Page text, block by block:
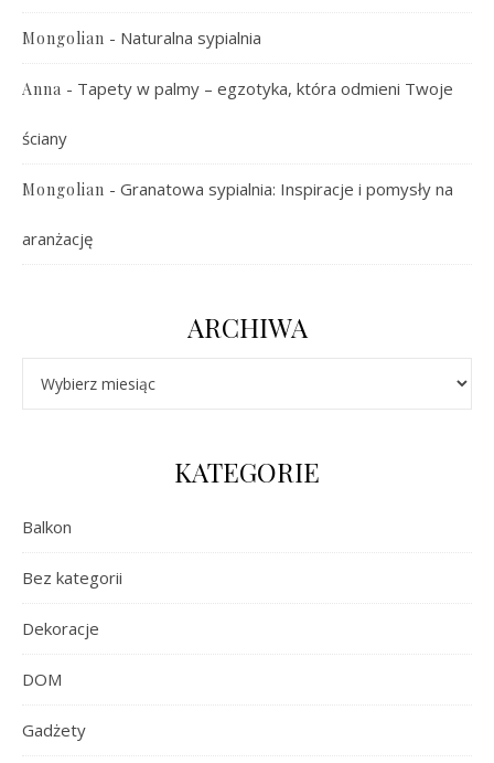
Mongolian - Naturalna sypialnia
Anna - Tapety w palmy – egzotyka, która odmieni Twoje
ściany
Mongolian - Granatowa sypialnia: Inspiracje i pomysły na
aranżację
ARCHIWA
KATEGORIE
Balkon
Bez kategorii
Dekoracje
DOM
Gadżety